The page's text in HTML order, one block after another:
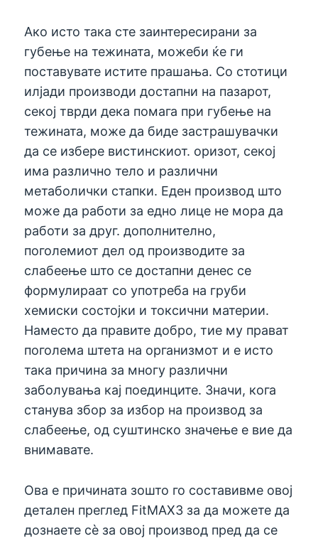
Ако исто така сте заинтересирани за
губење на тежината, можеби ќе ги
поставувате истите прашања. Со стотици
илјади производи достапни на пазарот,
секој тврди дека помага при губење на
тежината, може да биде застрашувачки
да се избере вистинскиот. оризот, секој
има различно тело и различни
метаболички стапки. Еден производ што
може да работи за едно лице не мора да
работи за друг. дополнително,
поголемиот дел од производите за
слабеење што се достапни денес се
формулираат со употреба на груби
хемиски состојки и токсични материи.
Наместо да правите добро, тие му прават
поголема штета на организмот и е исто
така причина за многу различни
заболувања кај поединците. Значи, кога
станува збор за избор на производ за
слабеење, од суштинско значење е вие ​​да
внимавате.
Ова е причината зошто го составивме овој
детален преглед FitMAX3 за да можете да
дознаете сè за овој производ пред да се